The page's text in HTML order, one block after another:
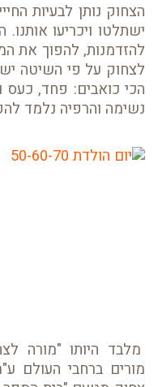
הצחוק נותן לבעיות
ישתלטו ויכריעו
להזדמנות, להפוך את
לצחוק על פי השיטה
הכי כואבים: פחד, כעס
נשימה והרפיה נלמד
מלבד היותו "מורה
מורים ברחבי העולם